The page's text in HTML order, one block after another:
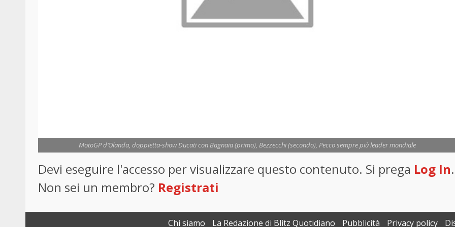
MotoGP d’Olanda, doppietta-show Ducati con Bagnaia (primo), Bezzecchi (secondo), Pecco sempre più leader mondiale
Devi eseguire l'accesso per visualizzare questo contenuto. Si prega Log In.
Non sei un membro? Registrati
Chi siamo La Redazione di Blitz Quotidiano Pubblicità Privacy policy